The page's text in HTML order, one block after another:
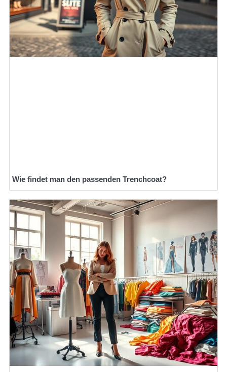
Wie findet man den passenden Trenchcoat?